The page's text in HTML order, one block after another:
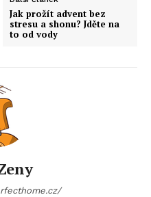
Jak prožít advent bez
stresu a shonu? Jděte na
to od vody